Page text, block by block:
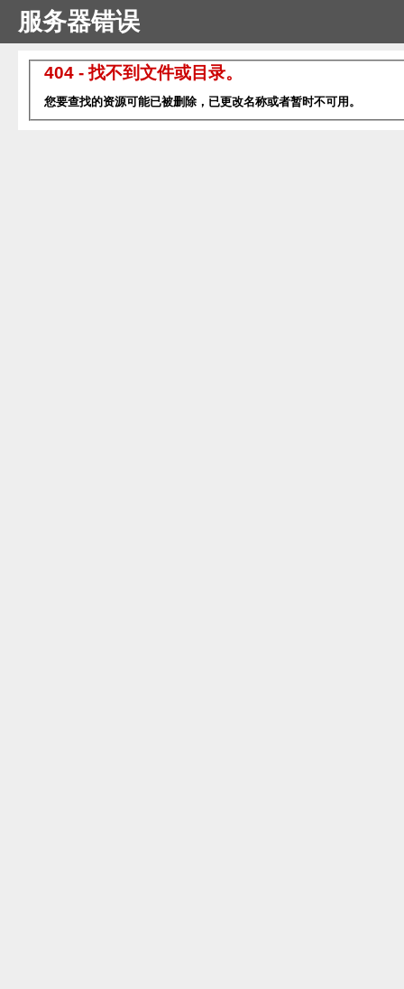
服务器错误
404 - 找不到文件或目录。
您要查找的资源可能已被删除，已更改名称或者暂时不可用。